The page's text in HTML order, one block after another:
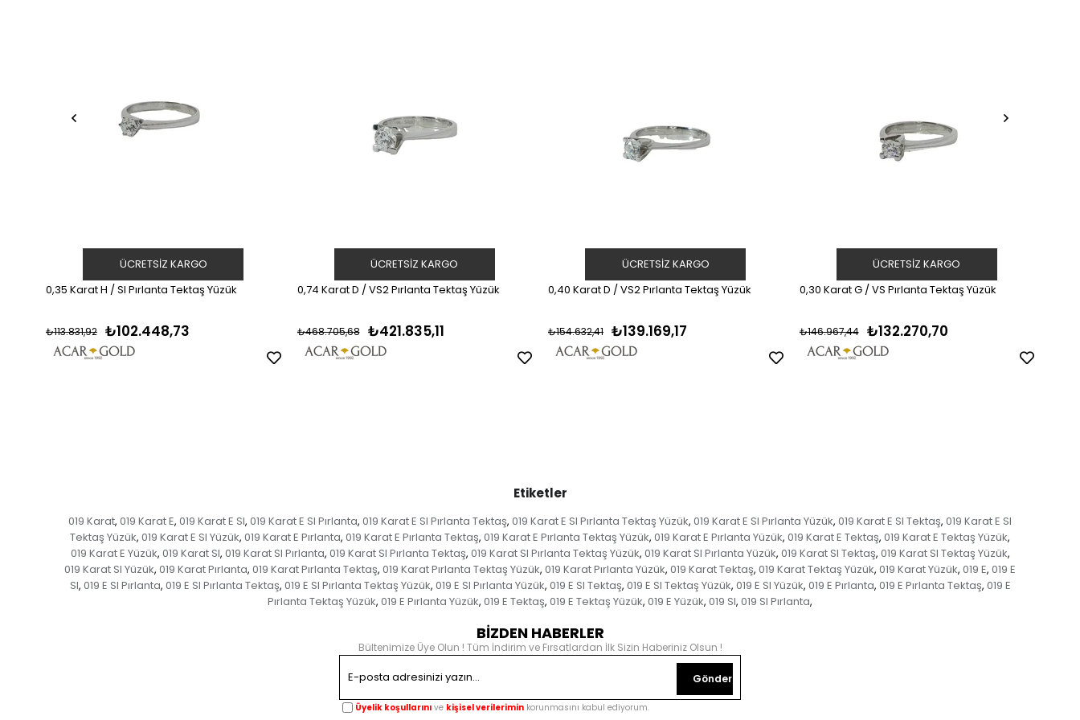
0,35 Karat H / SI Pırlanta Tektaş Yüzük
₺102.448,73
₺113.831,92
ÜCRETSIZ KARGO
0,74 Karat D / VS2 Pırlanta Tektaş Yüzük
₺421.835,11
₺468.705,68
ÜCRETSIZ KARGO
0,40 Karat D / VS2 Pırlanta Tektaş Yüzük
₺139.169,17
₺154.632,41
ÜCRETSIZ KARGO
0,30 Karat G / VS Pırlanta Tektaş Yüzük
₺132.270,70
₺146.967,44
ÜCRETSIZ KARGO
Etiketler
019 Karat, 019 Karat E, 019 Karat E SI, 019 Karat E SI Pırlanta, 019 Karat E SI Pırlanta Tektaş, 019 Karat E SI Pırlanta Tektaş Yüzük, 019 Karat E SI Pırlanta Yüzük, 019 Karat E SI Tektaş, 019 Karat E SI
Tektaş Yüzük, 019 Karat E SI Yüzük, 019 Karat E Pırlanta, 019 Karat E Pırlanta Tektaş, 019 Karat E Pırlanta Tektaş Yüzük, 019 Karat E Pırlanta Yüzük, 019 Karat E Tektaş, 019 Karat E Tektaş Yüzük,
019 Karat E Yüzük, 019 Karat SI, 019 Karat SI Pırlanta, 019 Karat SI Pırlanta Tektaş, 019 Karat SI Pırlanta Tektaş Yüzük, 019 Karat SI Pırlanta Yüzük, 019 Karat SI Tektaş, 019 Karat SI Tektaş Yüzük,
019 Karat SI Yüzük, 019 Karat Pırlanta, 019 Karat Pırlanta Tektaş, 019 Karat Pırlanta Tektaş Yüzük, 019 Karat Pırlanta Yüzük, 019 Karat Tektaş, 019 Karat Tektaş Yüzük, 019 Karat Yüzük, 019 E, 019 E
SI, 019 E SI Pırlanta, 019 E SI Pırlanta Tektaş, 019 E SI Pırlanta Tektaş Yüzük, 019 E SI Pırlanta Yüzük, 019 E SI Tektaş, 019 E SI Tektaş Yüzük, 019 E SI Yüzük, 019 E Pırlanta, 019 E Pırlanta Tektaş, 019 E
Pırlanta Tektaş Yüzük, 019 E Pırlanta Yüzük, 019 E Tektaş, 019 E Tektaş Yüzük, 019 E Yüzük, 019 SI, 019 SI Pırlanta,
BİZDEN HABERLER
Bültenimize Üye Olun ! Tüm İndirim ve Fırsatlardan İlk Sizin Haberiniz Olsun !
Gönder
Üyelik koşullarını ve kişisel verilerimin korunmasını kabul ediyorum.